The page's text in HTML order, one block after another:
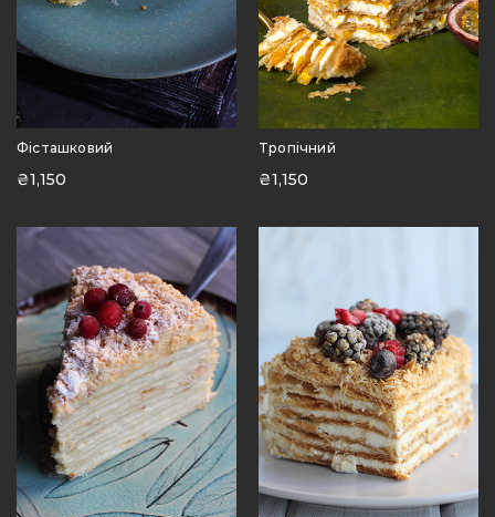
Фісташковий
₴1,150
Тропічний
₴1,150